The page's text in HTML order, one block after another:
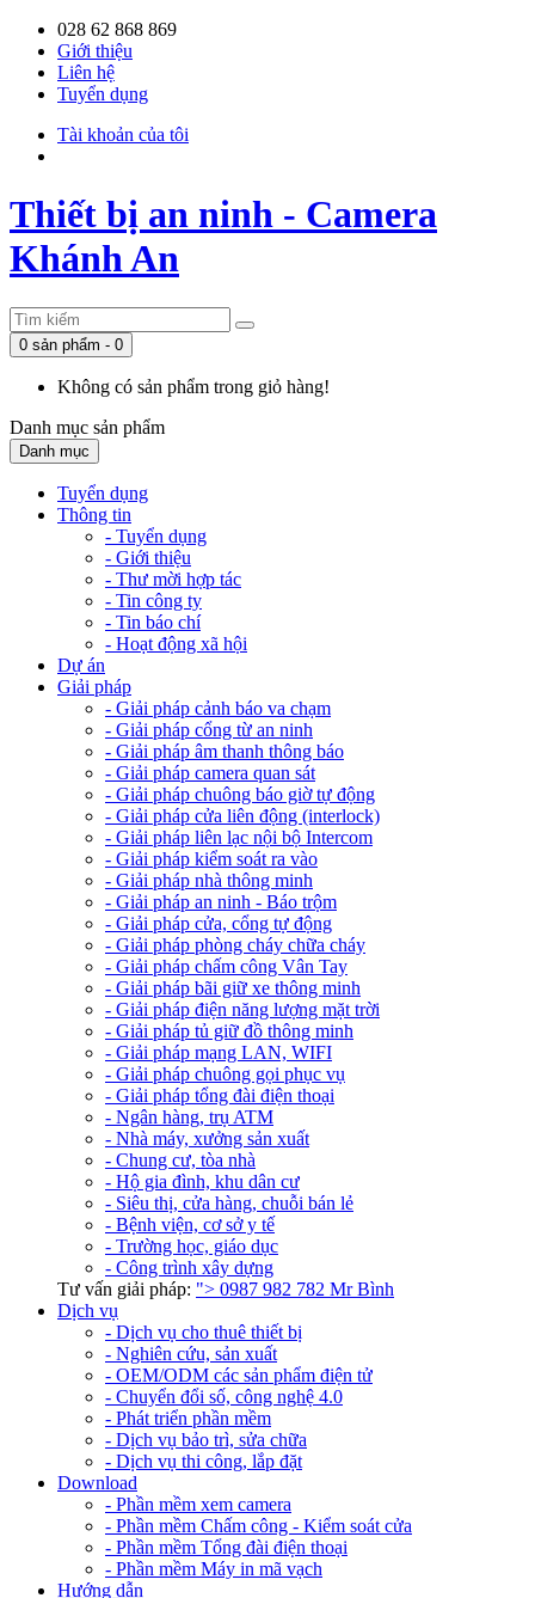
028 62 868 869
Giới thiệu
Liên hệ
Tuyển dụng
Tài khoản của tôi
Thiết bị an ninh - Camera
Khánh An
0 sản phẩm - 0
Không có sản phẩm trong giỏ hàng!
Danh mục sản phẩm
Danh mục
Tuyển dụng
Thông tin
- Tuyển dụng
- Giới thiệu
- Thư mời hợp tác
- Tin công ty
- Tin báo chí
- Hoạt động xã hội
Dự án
Giải pháp
- Giải pháp cảnh báo va chạm
- Giải pháp cổng từ an ninh
- Giải pháp âm thanh thông báo
- Giải pháp camera quan sát
- Giải pháp chuông báo giờ tự động
- Giải pháp cửa liên động (interlock)
- Giải pháp liên lạc nội bộ Intercom
- Giải pháp kiểm soát ra vào
- Giải pháp nhà thông minh
- Giải pháp an ninh - Báo trộm
- Giải pháp cửa, cổng tự động
- Giải pháp phòng cháy chữa cháy
- Giải pháp chấm công Vân Tay
- Giải pháp bãi giữ xe thông minh
- Giải pháp điện năng lượng mặt trời
- Giải pháp tủ giữ đồ thông minh
- Giải pháp mạng LAN, WIFI
- Giải pháp chuông gọi phục vụ
- Giải pháp tổng đài điện thoại
- Ngân hàng, trụ ATM
- Nhà máy, xưởng sản xuất
- Chung cư, tòa nhà
- Hộ gia đình, khu dân cư
- Siêu thị, cửa hàng, chuỗi bán lẻ
- Bệnh viện, cơ sở y tế
- Trường học, giáo dục
- Công trình xây dựng
Tư vấn giải pháp: "> 0987 982 782 Mr Bình
Dịch vụ
- Dịch vụ cho thuê thiết bị
- Nghiên cứu, sản xuất
- OEM/ODM các sản phẩm điện tử
- Chuyển đổi số, công nghệ 4.0
- Phát triển phần mềm
- Dịch vụ bảo trì, sửa chữa
- Dịch vụ thi công, lắp đặt
Download
- Phần mềm xem camera
- Phần mềm Chấm công - Kiểm soát cửa
- Phần mềm Tổng đài điện thoại
- Phần mềm Máy in mã vạch
Hướng dẫn